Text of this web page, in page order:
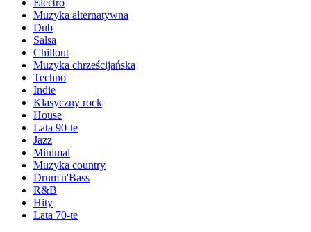
Electro
Muzyka alternatywna
Dub
Salsa
Chillout
Muzyka chrześcijańska
Techno
Indie
Klasyczny rock
House
Lata 90-te
Jazz
Minimal
Muzyka country
Drum'n'Bass
R&B
Hity
Lata 70-te